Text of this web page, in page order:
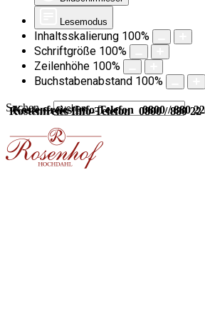
Lesemodus
Inhaltsskalierung 100%
Schriftgröße 100%
Zeilenhöhe 100%
Buchstabenabstand 100%
Suchen ...
Kostenfreies Info-Telefon 0800 / 880 22
Kostenfreies Info-Telefon 0800 / 880